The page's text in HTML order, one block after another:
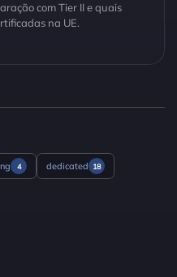
com Tier II e quais
na UE.
4 dedicated 18